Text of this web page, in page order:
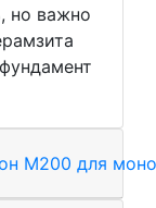
но важно
М200 для